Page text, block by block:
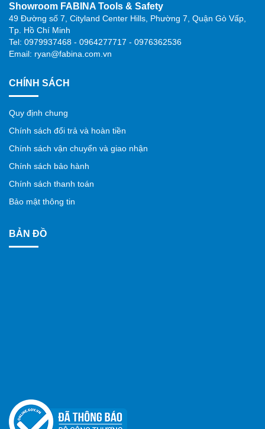
Showroom FABINA Tools & Safety
49 Đường số 7, Cityland Center Hills, Phường 7, Quận Gò Vấp,
Tp. Hồ Chí Minh
Tel: 0979937468 - 0964277717 - 0976362536
Email: ryan@fabina.com.vn
CHÍNH SÁCH
Quy định chung
Chính sách đổi trả và hoàn tiền
Chính sách vận chuyển và giao nhận
Chính sách bảo hành
Chính sách thanh toán
Bảo mật thông tin
BẢN ĐỒ